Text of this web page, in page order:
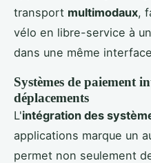
transport multimodaux,
vélo en libre-service à
dans une même
Systèmes de paiement
déplacements
L'intégration des
applications marque un
permet non seulement